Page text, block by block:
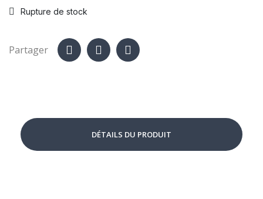
Rupture de stock
Partager
DÉTAILS DU PRODUIT